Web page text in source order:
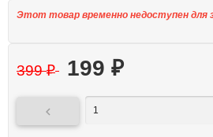
Этот товар временно недоступен для
399₽ 199 ₽
